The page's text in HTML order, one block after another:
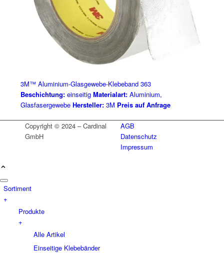
3M™ Aluminium-Glasgewebe-Klebeband 363
Beschichtung:einseitig Materialart:Aluminium,
Glasfasergewebe Hersteller:3M Preis auf Anfrage
Copyright © 2024 – Cardinal
GmbH
AGB
Datenschutz
Impressum
Sortiment
+
Produkte
+
Alle Artikel
Einseitige Klebebänder